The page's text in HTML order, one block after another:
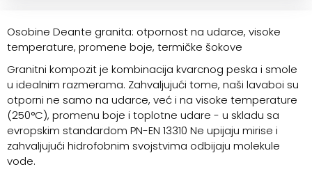
Osobine Deante granita: otpornost na udarce, visoke
temperature, promene boje, termičke šokove
Granitni kompozit je kombinacija kvarcnog peska i smole
u idealnim razmerama. Zahvaljujući tome, naši lavaboi su
otporni ne samo na udarce, već i na visoke temperature
(250°C), promenu boje i toplotne udare - u skladu sa
evropskim standardom PN-EN 13310 Ne upijaju mirise i
zahvaljujući hidrofobnim svojstvima odbijaju molekule
vode.